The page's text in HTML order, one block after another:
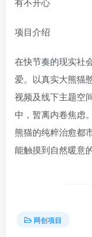
项目介绍
在快节奏的现实社
爱。以真实大熊猫
视频及线下主题空
中，暂离内卷焦虑
熊猫的纯粹治愈都
能触摸到自然暖意
网创项目